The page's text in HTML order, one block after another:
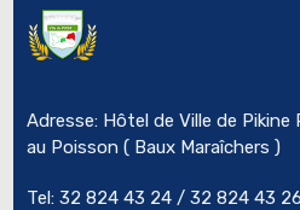
Adresse: Hôtel de Ville de
au Poisson ( Baux Maraîchers )
Tel: 32 824 43 24 / 32 824 43